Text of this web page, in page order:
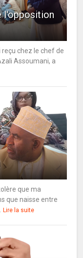
l'opposition
reçu chez le chef de
Assoumani, a
que ma
que naisse entre
Lire la suite